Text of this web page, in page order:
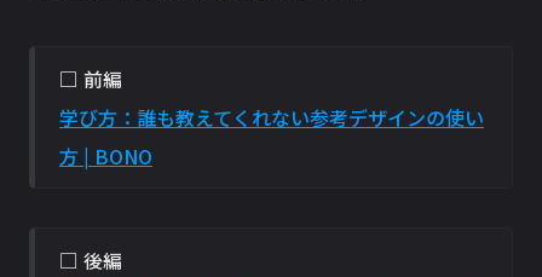
□ 前編
学び方：誰も教えてくれない参考デザインの使い
方 | BONO
□ 後編